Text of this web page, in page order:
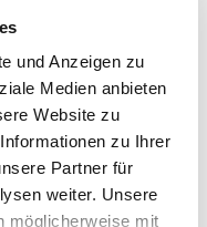
und Anzeigen zu
Medien anbieten
Website zu
zu Ihrer
Partner für
weiter. Unsere
möglicherweise mit
mit unserem
gilt als verbindlich.
spätestens am
oder sind